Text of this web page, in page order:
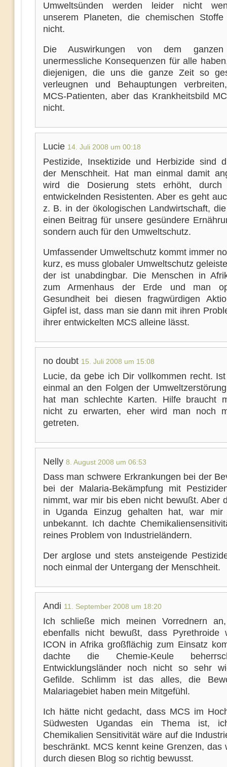
Umweltsünden werden leider nicht
unserem Planeten, die chemischen Stoffe
nicht.
Die Auswirkungen von dem ganzen
unermessliche Konsequenzen für alle
diejenigen, die uns die ganze Zeit so
verleugnen und Behauptungen
MCS-Patienten, aber das Krankheitsbild
nicht.
Lucie 14. Juli 2008 um 00:18
Pestizide, Insektizide und Herbizide sind
der Menschheit. Hat man einmal damit
wird die Dosierung stets erhöht,
entwickelnden Resistenten. Aber es geht
z. B. in der ökologischen Landwirtschaft,
einen Beitrag für unsere gesündere
sondern auch für den Umweltschutz.
Umfassender Umweltschutz kommt immer
kurz, es muss globaler Umweltschutz
der ist unabdingbar. Die Menschen in
zum Armenhaus der Erde und man
Gesundheit bei diesen fragwürdigen
Gipfel ist, dass man sie dann mit ihren
ihrer entwickelten MCS alleine lässt.
no doubt 15. Juli 2008 um 15:08
Lucie, da gebe ich Dir vollkommen recht.
einmal an den Folgen der
hat man schlechte Karten. Hilfe braucht
nicht zu erwarten, eher wird man noch
getreten.
Nelly 8. August 2008 um 06:53
Dass man schwere Erkrankungen bei der
bei der Malaria-Bekämpfung mit
nimmt, war mir bis eben nicht bewußt. Aber
in Uganda Einzug gehalten hat, war mir
unbekannt. Ich dachte
reines Problem von Industrieländern.
Der arglose und stets ansteigende
noch einmal der Untergang der Menschheit.
Andi 11. September 2008 um 18:20
Ich schließe mich meinen Vorrednern
ebenfalls nicht bewußt, dass Pyrethroide
ICON in Afrika großflächig zum Einsatz
dachte die Chemie-Keule
Entwicklungsländer noch nicht so sehr
Gefilde. Schlimm ist das alles, die
Malariagebiet haben mein Mitgefühl.
Ich hätte nicht gedacht, dass MCS im
Südwesten Ugandas ein Thema ist,
Chemikalien Sensitivität wäre auf die
beschränkt. MCS kennt keine Grenzen, das
durch diesen Blog so richtig bewusst.